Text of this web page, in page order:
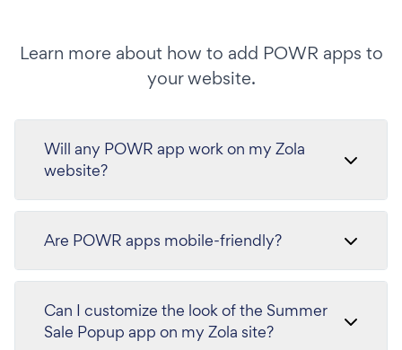
Learn more about how to add POWR apps to
your website.
Will any POWR app work on my Zola
website?
Are POWR apps mobile-friendly?
Can I customize the look of the Summer
Sale Popup app on my Zola site?